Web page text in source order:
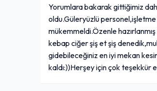
Yorumlara bakarak gittiğimiz
oldu.Güleryüzlü
mükemmeldi.Özenle
kebap ciğer şiş et şiş
gidebileceğiniz en iyi mekan
kaldı:))Herşey için çok teşekkür